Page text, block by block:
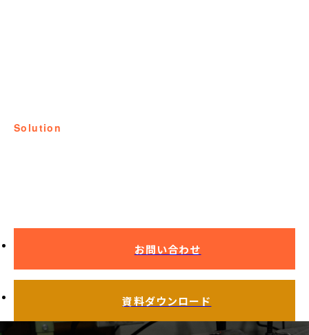
solution
お問い合わせ
資料ダウンロード